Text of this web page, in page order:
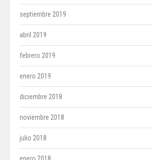
septiembre 2019
abril 2019
febrero 2019
enero 2019
diciembre 2018
noviembre 2018
julio 2018